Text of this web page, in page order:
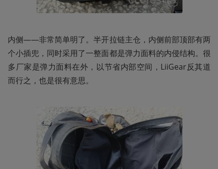
内侧——非常简单明了。半开拉链主仓，内侧前部顶部有两
个小插兜，同时采用了一整面都是弹力面料的内侵结构。很
多厂家是弹力面料在外，以节省内部空间，LiiGear反其道
而行之，也是很有意思。